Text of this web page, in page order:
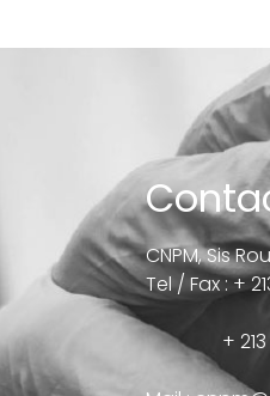
CNPM, Sis
Tel / Fax : +
+ 213 20